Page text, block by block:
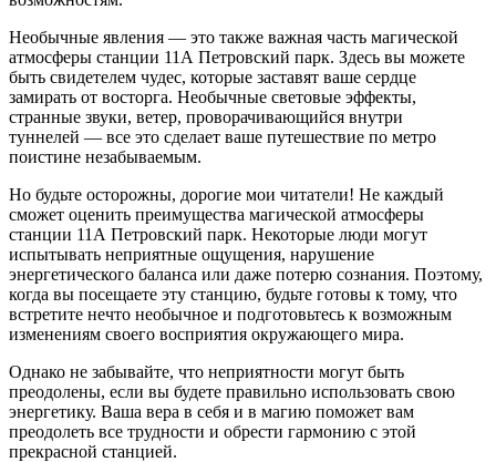
Необычные явления — это также важная часть магической
атмосферы станции 11А Петровский парк. Здесь вы можете
быть свидетелем чудес, которые заставят ваше сердце
замирать от восторга. Необычные световые эффекты,
странные звуки, ветер, проворачивающийся внутри
туннелей — все это сделает ваше путешествие по метро
поистине незабываемым.
Но будьте осторожны, дорогие мои читатели! Не каждый
сможет оценить преимущества магической атмосферы
станции 11А Петровский парк. Некоторые люди могут
испытывать неприятные ощущения, нарушение
энергетического баланса или даже потерю сознания. Поэтому,
когда вы посещаете эту станцию, будьте готовы к тому, что
встретите нечто необычное и подготовьтесь к возможным
изменениям своего восприятия окружающего мира.
Однако не забывайте, что неприятности могут быть
преодолены, если вы будете правильно использовать свою
энергетику. Ваша вера в себя и в магию поможет вам
преодолеть все трудности и обрести гармонию с этой
прекрасной станцией.